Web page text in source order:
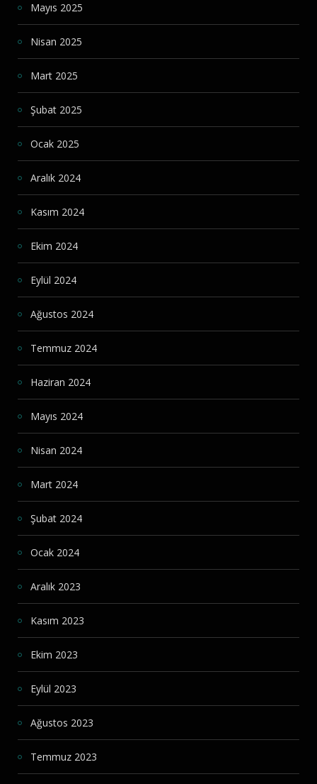
Mayıs 2025
Nisan 2025
Mart 2025
Şubat 2025
Ocak 2025
Aralık 2024
Kasım 2024
Ekim 2024
Eylül 2024
Ağustos 2024
Temmuz 2024
Haziran 2024
Mayıs 2024
Nisan 2024
Mart 2024
Şubat 2024
Ocak 2024
Aralık 2023
Kasım 2023
Ekim 2023
Eylül 2023
Ağustos 2023
Temmuz 2023